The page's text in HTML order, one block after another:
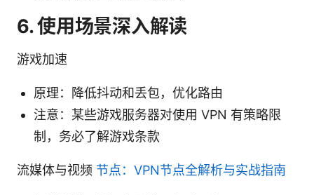
6. 使用场景深入解读
游戏加速
原理：降低抖动和丢包，优化路由
注意：某些游戏服务器对使用 VPN 有策略限
制，务必了解游戏条款
流媒体与视频 节点：VPN节点全解析与实战指南